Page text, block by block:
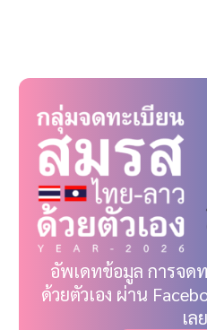
อัพเดทข้อมูล การจด
ด้วยตัวเอง ผ่าน
เล